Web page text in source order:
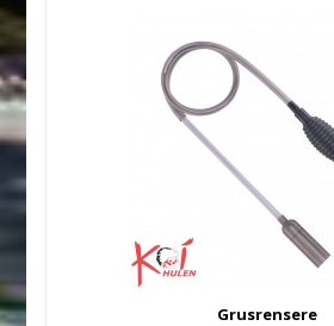
Grusrensere